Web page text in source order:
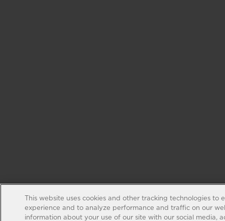
This website uses cookies and other tracking technologies to
experience and to analyze performance and traffic on our
information about your use of our site with our social media,